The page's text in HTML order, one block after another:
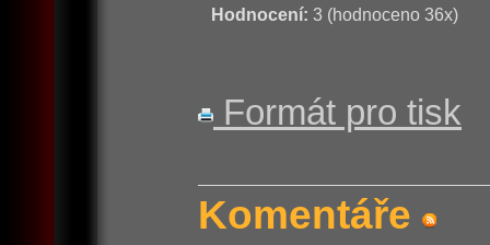
Hodnocení: 3 (hodnoceno 36x)
Formát pro tisk
Komentáře